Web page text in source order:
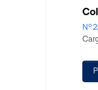
de
Nº